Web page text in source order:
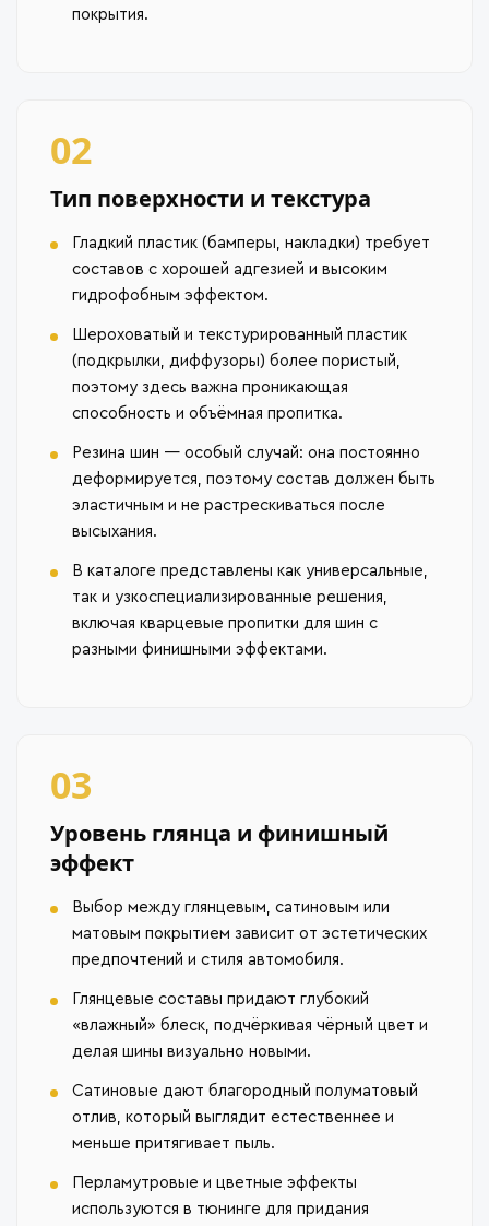
покрытия.
02
Тип поверхности и текстура
Гладкий пластик (бамперы, накладки) требует
составов с хорошей адгезией и высоким
гидрофобным эффектом.
Шероховатый и текстурированный пластик
(подкрылки, диффузоры) более пористый,
поэтому здесь важна проникающая
способность и объёмная пропитка.
Резина шин — особый случай: она постоянно
деформируется, поэтому состав должен быть
эластичным и не растрескиваться после
высыхания.
В каталоге представлены как универсальные,
так и узкоспециализированные решения,
включая кварцевые пропитки для шин с
разными финишными эффектами.
03
Уровень глянца и финишный
эффект
Выбор между глянцевым, сатиновым или
матовым покрытием зависит от эстетических
предпочтений и стиля автомобиля.
Глянцевые составы придают глубокий
«влажный» блеск, подчёркивая чёрный цвет и
делая шины визуально новыми.
Сатиновые дают благородный полуматовый
отлив, который выглядит естественнее и
меньше притягивает пыль.
Перламутровые и цветные эффекты
используются в тюнинге для придания